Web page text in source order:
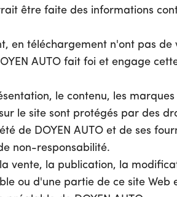
être faite des informations
en téléchargement n'ont pas de
AUTO fait foi et engage
le contenu, les
le site sont protégés par des
de DOYEN AUTO et de ses
non-responsabilité.
vente, la publication, la
ou d'une partie de ce site Web